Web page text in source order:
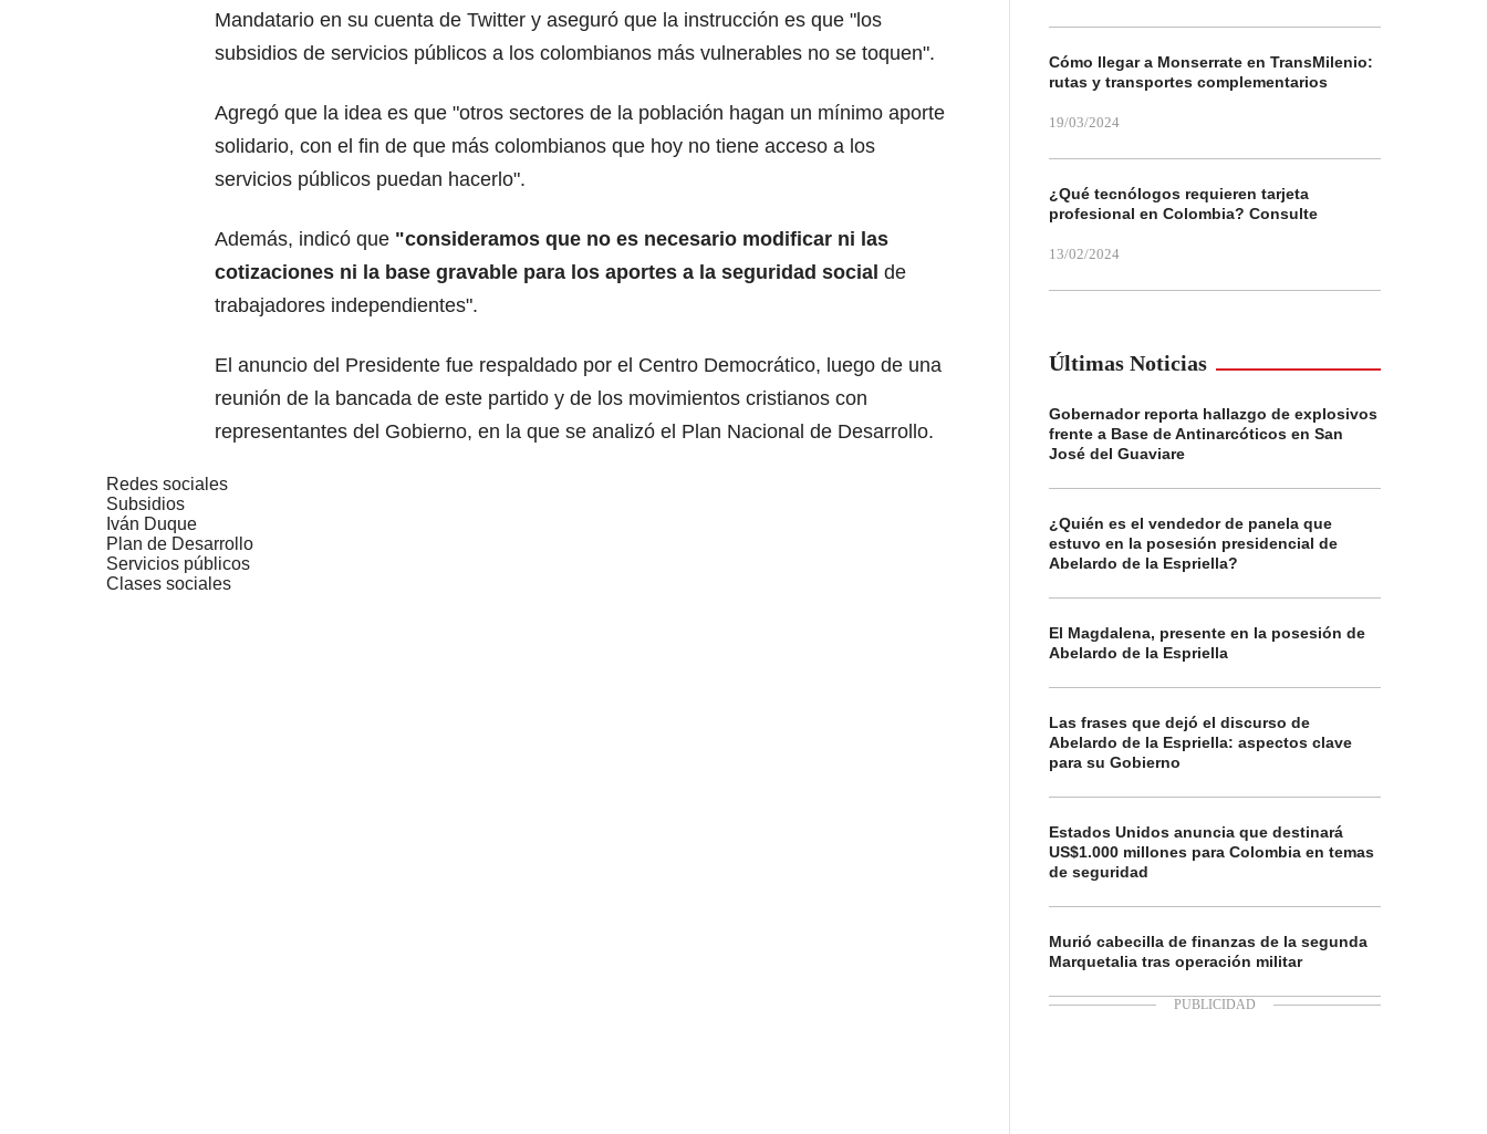
Mandatario en su cuenta de Twitter y aseguró que la instrucción es que "los
subsidios de servicios públicos a los colombianos más vulnerables no se toquen".
Agregó que la idea es que "otros sectores de la población hagan un mínimo aporte
solidario, con el fin de que más colombianos que hoy no tiene acceso a los
servicios públicos puedan hacerlo".
Además, indicó que "consideramos que no es necesario modificar ni las
cotizaciones ni la base gravable para los aportes a la seguridad social de
trabajadores independientes".
El anuncio del Presidente fue respaldado por el Centro Democrático, luego de una
reunión de la bancada de este partido y de los movimientos cristianos con
representantes del Gobierno, en la que se analizó el Plan Nacional de Desarrollo.
Redes sociales
Subsidios
Iván Duque
Plan de Desarrollo
Servicios públicos
Clases sociales
Cómo llegar a Monserrate en TransMilenio:
rutas y transportes complementarios
19/03/2024
¿Qué tecnólogos requieren tarjeta
profesional en Colombia? Consulte
13/02/2024
Últimas Noticias
Gobernador reporta hallazgo de explosivos
frente a Base de Antinarcóticos en San
José del Guaviare
¿Quién es el vendedor de panela que
estuvo en la posesión presidencial de
Abelardo de la Espriella?
El Magdalena, presente en la posesión de
Abelardo de la Espriella
Las frases que dejó el discurso de
Abelardo de la Espriella: aspectos clave
para su Gobierno
Estados Unidos anuncia que destinará
US$1.000 millones para Colombia en temas
de seguridad
Murió cabecilla de finanzas de la segunda
Marquetalia tras operación militar